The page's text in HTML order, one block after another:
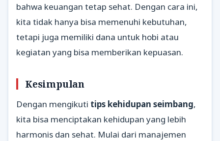
bahwa keuangan tetap sehat. Dengan cara ini,
kita tidak hanya bisa memenuhi kebutuhan,
tetapi juga memiliki dana untuk hobi atau
kegiatan yang bisa memberikan kepuasan.
Kesimpulan
Dengan mengikuti tips kehidupan seimbang,
kita bisa menciptakan kehidupan yang lebih
harmonis dan sehat. Mulai dari manajemen